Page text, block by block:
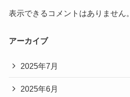
表示できるコメントはありません。
アーカイブ
2025年7月
2025年6月